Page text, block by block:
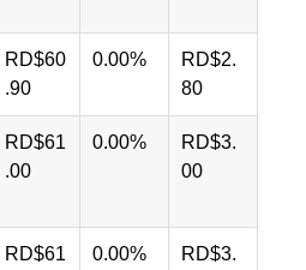
RD$60
.90
0.00%
RD$2.
80
RD$61
.00
0.00%
RD$3.
00
RD$61
0.00%
RD$3.